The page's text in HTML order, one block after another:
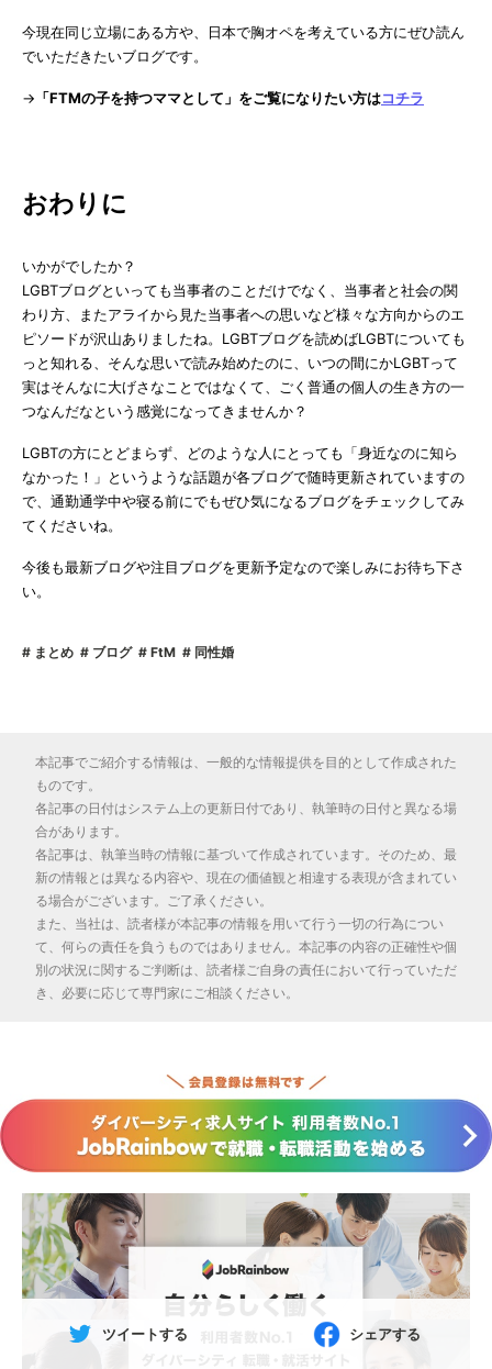
今現在同じ立場にある方や、日本で胸オペを考えている方にぜひ読ん
でいただきたいブログです。
→ 「FTMの子を持つママとして」をご覧になりたい方はコチラ
おわりに
いかがでしたか？
LGBTブログといっても当事者のことだけでなく、当事者と社会の関
わり方、またアライから見た当事者への思いなど様々な方向からのエ
ピソードが沢山ありましたね。LGBTブログを読めばLGBTについても
っと知れる、そんな思いで読み始めたのに、いつの間にかLGBTって
実はそんなに大げさなことではなくて、ごく普通の個人の生き方の一
つなんだなという感覚になってきませんか？
LGBTの方にとどまらず、どのような人にとっても「身近なのに知ら
なかった！」というような話題が各ブログで随時更新されていますの
で、通勤通学中や寝る前にでもぜひ気になるブログをチェックしてみ
てくださいね。
今後も最新ブログや注目ブログを更新予定なので楽しみにお待ち下さ
い。
まとめ ブログ FtM 同性婚
本記事でご紹介する情報は、一般的な情報提供を目的として作成された
ものです。
各記事の日付はシステム上の更新日付であり、執筆時の日付と異なる場
合があります。
各記事は、執筆当時の情報に基づいて作成されています。そのため、最
新の情報とは異なる内容や、現在の価値観と相違する表現が含まれてい
る場合がございます。ご了承ください。
また、当社は、読者様が本記事の情報を用いて行う一切の行為につい
て、何らの責任を負うものではありません。本記事の内容の正確性や個
別の状況に関するご判断は、読者様ご自身の責任において行っていただ
き、必要に応じて専門家にご相談ください。
ツイートする シェアする